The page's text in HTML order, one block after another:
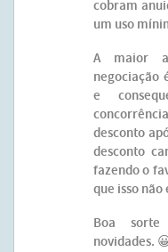
cobram
um uso
A maior
negociação
e
desconto
desconto
fazendo o
que isso
Boa
novidades.